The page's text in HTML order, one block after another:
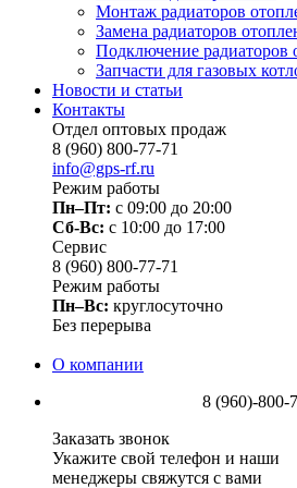
Монтаж радиаторов
Замена радиаторов
Подключение радиаторов
Запчасти для газовых
Новости и статьи
Контакты
Отдел оптовых продаж
8 (960) 800-77-71
info@gps-rf.ru
Режим работы
Пн–Пт: с 09:00 до 20:00
Сб-Вс: c 10:00 до 17:00
Сервис
8 (960) 800-77-71
Режим работы
Пн–Вс: круглосуточно
Без перерыва
О компании
8 (960)-800-
Заказать звонок
Укажите свой телефон и наши
менеджеры свяжутся с вами